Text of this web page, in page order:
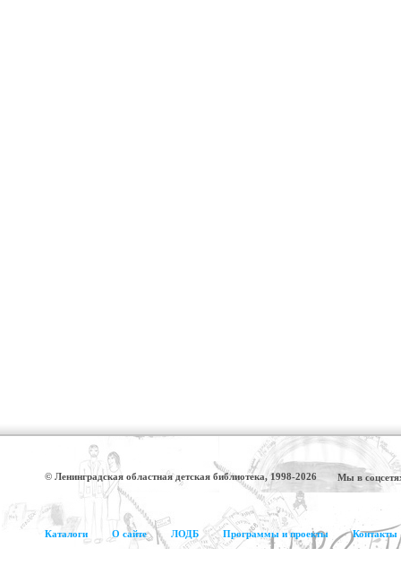
© Ленинградская областная детская библиотека, 1998-2026 Мы в
Каталоги О сайте ЛОДБ Программы и проекты Контакты